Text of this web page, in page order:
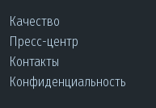
Качество
Пресс-центр
Контакты
Конфиденциальность